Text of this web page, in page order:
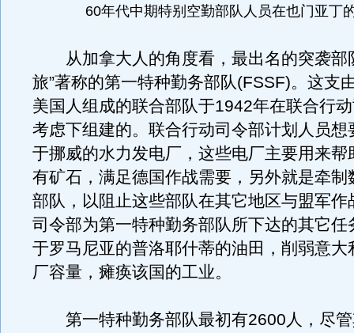
60年代中期特别空勤部队人员在也门亚丁
从加拿大人的角度看，最出名的突袭部
旅”著称的第一特种勤务部队(FSSF)。这支
美国人组成的联合部队于1942年在联合行
考虑下组建的。联合行动司令部计划人员想
于挪威的水力发电厂，这些电厂主要用来帮
有矿石，满足德国作战需要，另外就是牵制
部队，以阻止这些部队在其它地区与盟军作
司令部为第一特种勤务部队所下达的其它任
于罗马尼亚的普洛耶什蒂的油田，削弱意大
厂容量，瘫痪该国的工业。
第一特种勤务部队最初有2600人，尽管